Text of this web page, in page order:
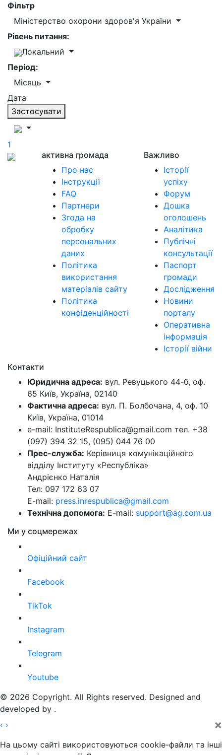
Фільтр
Міністерство охорони здоров'я України
Рівень питання:
Локальний
Період:
Місяць
Дата
Застосувати
1
активна громада
Про нас
Інструкції
FAQ
Партнери
Згода на
обробку
персональних
даних
Політика
використання
матеріалів сайту
Політика
конфіденційності
Важливо
Історії
успіху
Форум
Дошка
оголошень
Аналітика
Публічні
консультації
Паспорт
громади
Дослідження
Новини
порталу
Оперативна
інформація
Історії війни
Контакти
Юридична адреса: вул. Ревуцького 44-б, оф.
65 Київ, Україна, 02140
Фактична адреса: вул. П. Болбочана, 4, оф. 10
Київ, Україна, 01014
e-mail: InstituteRespublica@gmail.com тел. +38
(097) 394 32 15, (095) 044 76 00
Прес-служба: Керівниця комунікаційного
відділу Інституту «Республіка»
Андрієнко Наталія
Тел: 097 172 63 07
E-mail: press.inrespublica@gmail.com
Технічна допомога: E-mail: support@ag.com.ua
Ми у соцмережах
Офіційний сайт
Facebook
TikTok
Instagram
Telegram
Youtube
© 2026 Copyright. All Rights reserved. Designed and
developed by .
‹ › ×
На цьому сайті використовуються cookie-файли та інші